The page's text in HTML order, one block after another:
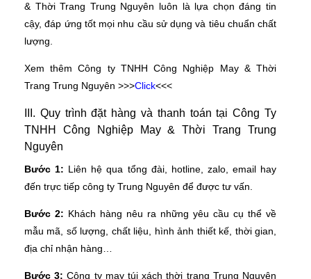
& Thời Trang Trung Nguyên luôn là lựa chọn đáng tin
cậy, đáp ứng tốt mọi nhu cầu sử dụng và tiêu chuẩn chất
lượng.
Xem thêm Công ty TNHH Công Nghiệp May & Thời
Trang Trung Nguyên >>>Click<<<
III. Quy trình đặt hàng và thanh toán tại Công Ty
TNHH Công Nghiệp May & Thời Trang Trung
Nguyên
Bước 1: Liên hệ qua tổng đài, hotline, zalo, email hay
đến trực tiếp công ty Trung Nguyên để được tư vấn.
Bước 2: Khách hàng nêu ra những yêu cầu cụ thể về
mẫu mã, số lượng, chất liệu, hình ảnh thiết kế, thời gian,
địa chỉ nhận hàng…
Bước 3: Công ty may túi xách thời trang Trung Nguyên